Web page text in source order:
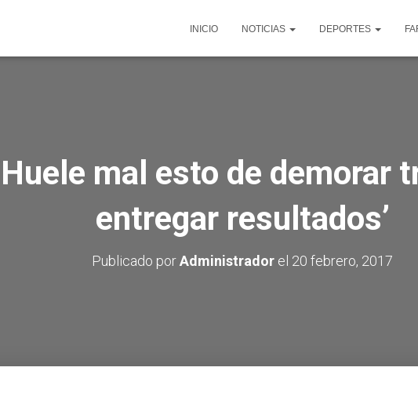
INICIO NOTICIAS DEPORTES
mal esto de demorar
entregar resultados’
Publicado porAdministrador el 20 febrero, 2017